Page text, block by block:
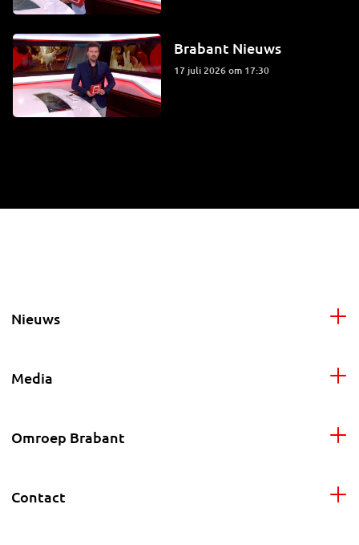
Brabant Nieuws
17 juli 2026 om 17:30
Nieuws
Media
Omroep Brabant
Contact